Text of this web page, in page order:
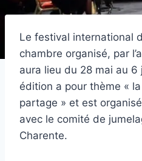
Le festival international
chambre organisé, par
aura lieu du 28 mai au 6
édition a pour thème «
partage » et est
avec le comité de
Charente.